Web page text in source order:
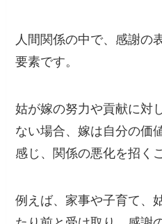
人間関係の中で、感謝の
要素です。
姑が嫁の努力や貢献に対
ない場合、嫁は自分の価
感じ、関係の悪化を招く
例えば、家事や子育て、